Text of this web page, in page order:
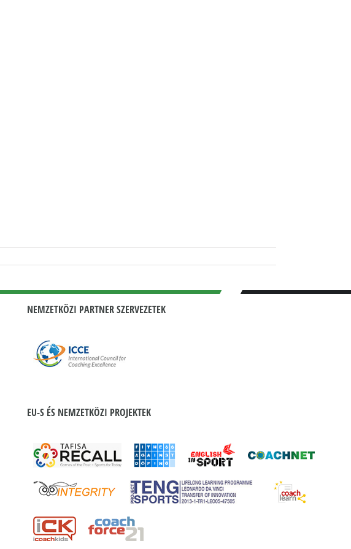
NEMZETKÖZI PARTNER SZERVEZETEK
EU-S ÉS NEMZETKÖZI PROJEKTEK